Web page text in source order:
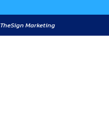
TheSign Marketing